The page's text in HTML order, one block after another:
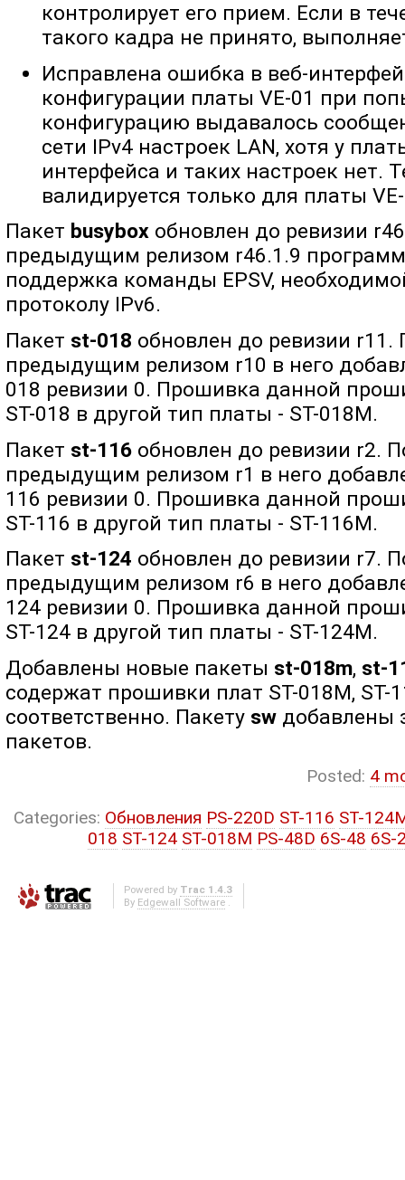
контролирует его прием. Если в
такого кадра не принято,
Исправлена ошибка в веб-
конфигурации платы VE-01 при
конфигурацию выдавалось
сети IPv4 настроек LAN, хотя у
интерфейса и таких настроек нет.
валидируется только для платы
Пакет busybox обновлен до ревизии
предыдущим релизом r46.1.9
поддержка команды EPSV,
протоколу IPv6.
Пакет st-018 обновлен до ревизии
предыдущим релизом r10 в него
018 ревизии 0. Прошивка данной
ST-018 в другой тип платы - ST-018M.
Пакет st-116 обновлен до ревизии r2.
предыдущим релизом r1 в него
116 ревизии 0. Прошивка данной
ST-116 в другой тип платы - ST-116M.
Пакет st-124 обновлен до ревизии r7.
предыдущим релизом r6 в него
124 ревизии 0. Прошивка данной
ST-124 в другой тип платы - ST-124M.
Добавлены новые пакеты st-018m, st-
содержат прошивки плат ST-018M, ST-
соответственно. Пакету sw добавлены
пакетов.
Posted: 4
Categories: Обновления PS-220D ST-116 ST-
018 ST-124 ST-018M PS-48D 6S-48 6S-
Powered by Trac 1.4.3
By Edgewall Software .